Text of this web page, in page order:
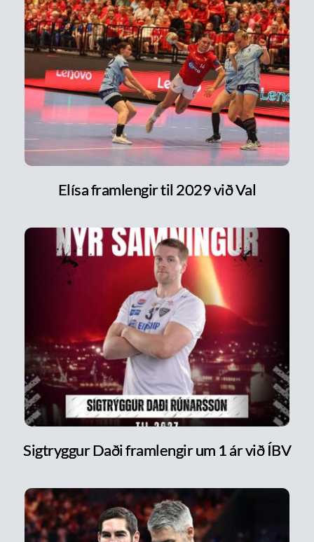
Elísa framlengir til 2029 við Val
Sigtryggur Daði framlengir um 1 ár við ÍBV